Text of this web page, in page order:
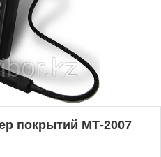
покрытий МТ-2007